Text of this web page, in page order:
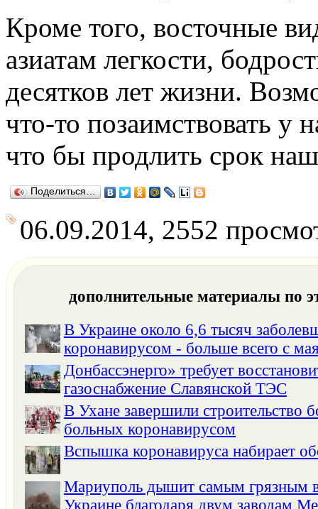
Кроме того, восточные
азиатам легкости,
десятков лет жизни.
что-то позаимствовать у
что бы продлить срок
Поделиться…
06.09.2014, 2552
дополнительные материалы по
В Украине около 6,6 тысяч
коронавирусом - больше всего с
Донбассэнерго» требует
газоснабжение Славянской ТЭС
В Ухане завершили строительство
больных коронавирусом
Вспышка коронавируса набирает
Мариуполь дышит самым грязным
Украине благодаря двум заводам